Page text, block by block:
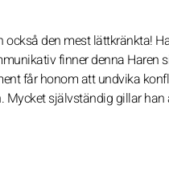
den mest lättkränkta!
finner denna Haren
får honom att undvika
självständig gillar